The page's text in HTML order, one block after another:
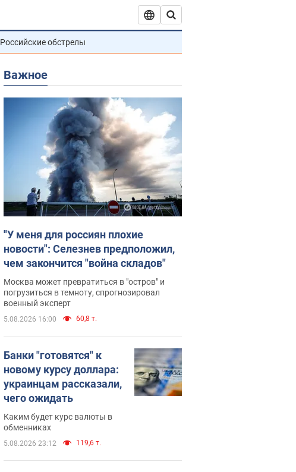
Российские обстрелы
Важное
"У меня для россиян плохие
новости": Селезнев предположил,
чем закончится "война складов"
Москва может превратиться в "остров" и
погрузиться в темноту, спрогнозировал
военный эксперт
5.08.2026 16:00 60,8 т.
Банки "готовятся" к
новому курсу доллара:
украинцам рассказали,
чего ожидать
Каким будет курс валюты в
обменниках
5.08.2026 23:12 119,6 т.